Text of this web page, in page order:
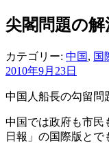
尖閣問題の
カテゴリー: 中国, 国
2010年9月23日
中国人船長の勾留問
中国では政府も市民
日報」の国際版とで